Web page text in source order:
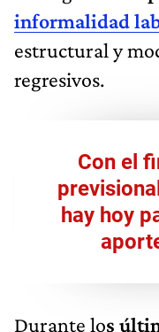
informalidad
estructural y
regresivos.
Con el
hay hoy
Durante los